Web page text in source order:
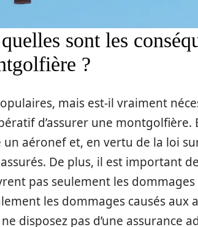
sont les
?
mais est-il vraiment
d’assurer une montgolfière.
aéronef et, en vertu de la loi
De plus, il est important
pas seulement les dommages
les dommages causés aux
disposez pas d’une assurance